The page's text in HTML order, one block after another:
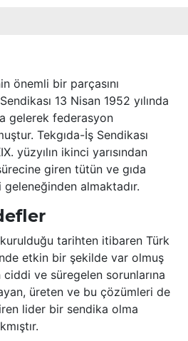
önemli bir parçasını
13 Nisan 1952 yılında
gelerek federasyon
Tekgıda-İş Sendikası
yüzyılın ikinci yarısından
giren tütün ve gıda
almaktadır.
kurulduğu tarihten itibaren Türk
etkin bir şekilde var olmuş
ciddi ve süregelen sorunlarına
üreten ve bu çözümleri de
lider bir sendika olma